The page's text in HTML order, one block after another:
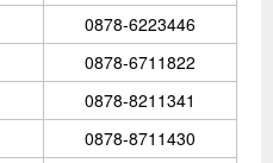
0878-6223446
0878-6711822
0878-8211341
0878-8711430